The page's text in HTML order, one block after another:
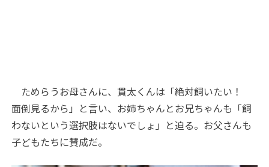
ためらうお母さんに、貫太くんは「絶対飼いたい！
面倒見るから」と言い、お姉ちゃんとお兄ちゃんも「飼
わないという選択肢はないでしょ」と迫る。お父さんも
子どもたちに賛成だ。